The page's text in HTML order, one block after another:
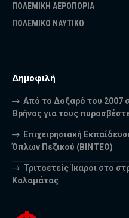
ΠΟΛΕΜΙΚΗ ΑΕΡΟΠΟΡΙΑ
ΠΟΛΕΜΙΚΟ ΝΑΥΤΙΚΟ
Δημοφιλή
Από το Δοξαρό του 2007
Θρήνος για τους
Επιχειρησιακή
Όπλων Πεζικού (ΒΙΝΤΕΟ)
Τριτοετείς Ίκαροι στο
Καλαμάτας